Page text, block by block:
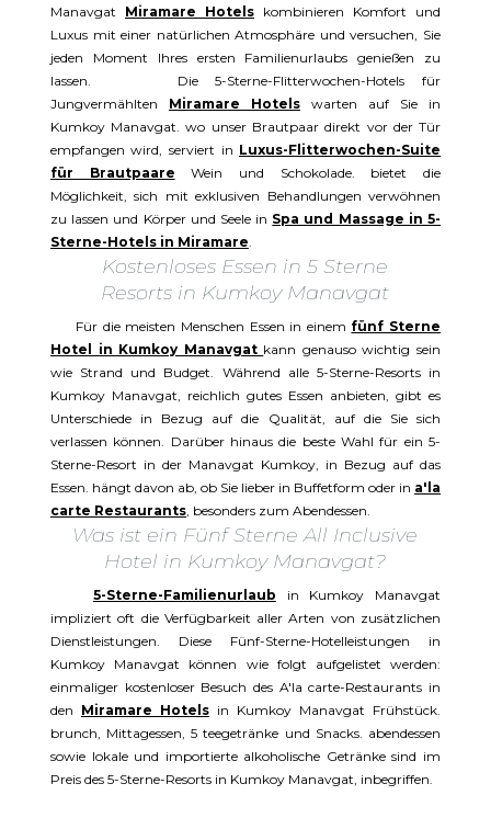
Manavgat Miramare Hotelskombinieren Komfort und
Luxus mit einer natürlichen Atmosphäre und versuchen, Sie
jeden Moment Ihres ersten Familienurlaubs genießen zu
lassen. Die 5-Sterne-Flitterwochen-Hotels für
Jungvermählten Miramare Hotelswarten auf Sie in
Kumkoy Manavgat. wo unser Brautpaar direkt vor der Tür
empfangen wird, serviert in Luxus-Flitterwochen-Suite
für Brautpaare Wein und Schokolade. bietet die
Möglichkeit, sich mit exklusiven Behandlungen verwöhnen
zu lassen und Körper und Seele in Spa und Massage in 5-
Sterne-Hotels in Miramare.
Kostenloses Essen in 5 Sterne
Resorts in Kumkoy Manavgat
Für die meisten Menschen Essen in einem fünf Sterne
Hotel in Kumkoy Manavgat kann genauso wichtig sein
wie Strand und Budget. Während alle 5-Sterne-Resorts in
Kumkoy Manavgat, reichlich gutes Essen anbieten, gibt es
Unterschiede in Bezug auf die Qualität, auf die Sie sich
verlassen können. Darüber hinaus die beste Wahl für ein 5-
Sterne-Resort in der Manavgat Kumkoy, in Bezug auf das
Essen. hängt davon ab, ob Sie lieber in Buffetform oder in a'la
carte Restaurants, besonders zum Abendessen.
Was ist ein Fünf Sterne All Inclusive
Hotel in Kumkoy Manavgat?
5-Sterne-Familienurlaub in Kumkoy Manavgat
impliziert oft die Verfügbarkeit aller Arten von zusätzlichen
Dienstleistungen. Diese Fünf-Sterne-Hotelleistungen in
Kumkoy Manavgat können wie folgt aufgelistet werden:
einmaliger kostenloser Besuch des A'la carte-Restaurants in
den Miramare Hotelsin Kumkoy Manavgat Frühstück.
brunch, Mittagessen, 5 teegetränke und Snacks. abendessen
sowie lokale und importierte alkoholische Getränke sind im
Preis des 5-Sterne-Resorts in Kumkoy Manavgat, inbegriffen.